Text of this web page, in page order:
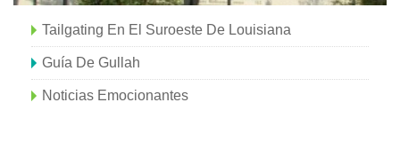
Tailgating En El Suroeste De Louisiana
Guía De Gullah
Noticias Emocionantes